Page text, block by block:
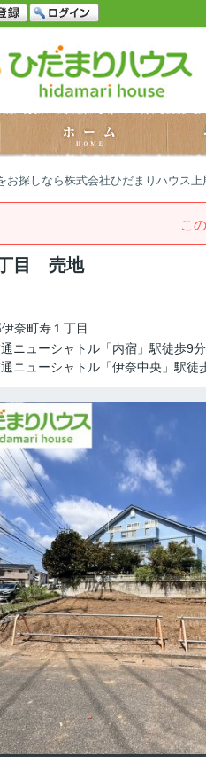
お探しなら株式会社ひだまりハウス上
こ
目 売地
奈町寿 １丁目
ニューシャトル「内宿」駅徒歩9分
ニューシャトル「伊奈中央」駅徒